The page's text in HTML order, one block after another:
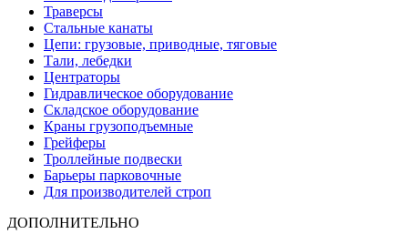
Траверсы
Стальные канаты
Цепи: грузовые, приводные, тяговые
Тали, лебедки
Центраторы
Гидравлическое оборудование
Складское оборудование
Краны грузоподъемные
Грейферы
Троллейные подвески
Барьеры парковочные
Для производителей строп
ДОПОЛНИТЕЛЬНО